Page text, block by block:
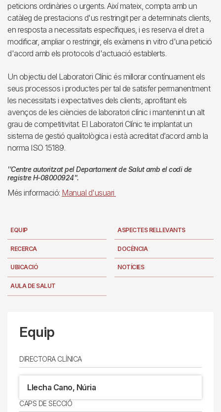
peticions ordinàries o urgents. Així mateix, compta amb un
catàleg de prestacions d'us restringit per a determinats clients,
en resposta a necessitats específiques, i es reserva el dret a
modificar, ampliar o restringir, els exàmens in vitro d'una petició
d'acord amb els protocols d'actuació establerts.
Un objectiu del Laboratori Clínic és millorar contínuament els
seus processos i productes per tal de satisfer permanentment
les necessitats i expectatives dels clients, aprofitant els
avenços de les ciències de laboratori clínic i mantenint un alt
grau de competitivitat. El Laboratori Clínic te implantat un
sistema de gestió qualitològica i està acreditat d’acord amb la
norma ISO 15189.
''Centre autoritzat pel Departament de Salut amb el codi de
registre H-08000924''.
Més informació: Manual d'usuari
EQUIP ASPECTES RELLEVANTS
RECERCA DOCÈNCIA
UBICACIÓ NOTÍCIES
AULA DE SALUT
Equip
DIRECTORA CLÍNICA
Llecha Cano, Núria
CAPS DE SECCIÓ